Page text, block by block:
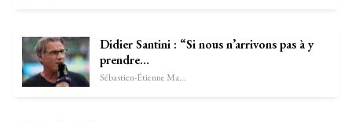
Didier Santini : “Si nous n’arrivons pas à y
prendre…
Sébastien-Étienne Marechal